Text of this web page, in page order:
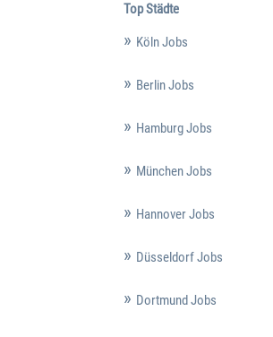
Top Städte
Köln Jobs
Berlin Jobs
Hamburg Jobs
München Jobs
Hannover Jobs
Düsseldorf Jobs
Dortmund Jobs